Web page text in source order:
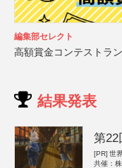
編集部セレクト
高額賞金コンテストラ
結果発表
第22
[PR] 世
共催：